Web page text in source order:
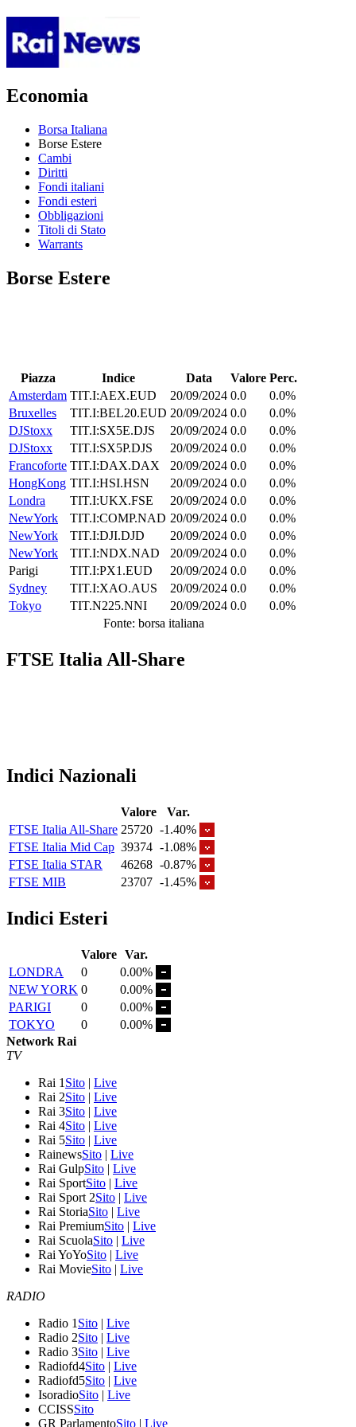
Economia
Borsa Italiana
Borse Estere
Cambi
Diritti
Fondi italiani
Fondi esteri
Obbligazioni
Titoli di Stato
Warrants
Borse Estere
Piazza Indice Data Valore Perc.
Amsterdam TIT.I:AEX.EUD 20/09/2024 0.0
0.0%
Bruxelles
TIT.I:BEL20.EUD 20/09/2024 0.0
0.0%
DJStoxx
TIT.I:SX5E.DJS 20/09/2024 0.0
0.0%
DJStoxx
TIT.I:SX5P.DJS 20/09/2024 0.0
0.0%
Francoforte TIT.I:DAX.DAX 20/09/2024 0.0
0.0%
HongKong TIT.I:HSI.HSN 20/09/2024 0.0
0.0%
Londra
TIT.I:UKX.FSE 20/09/2024 0.0
0.0%
NewYork
TIT.I:COMP.NAD 20/09/2024 0.0
0.0%
NewYork
TIT.I:DJI.DJD 20/09/2024 0.0
0.0%
NewYork
TIT.I:NDX.NAD 20/09/2024 0.0
0.0%
Parigi
TIT.I:PX1.EUD 20/09/2024 0.0
0.0%
Sydney
TIT.I:XAO.AUS 20/09/2024 0.0
0.0%
Tokyo
TIT.N225.NNI 20/09/2024 0.0
0.0%
Fonte: borsa italiana
FTSE Italia All-Share
Indici Nazionali
Valore
Var.
FTSE Italia All-Share 25720 -1.40%
FTSE Italia Mid Cap 39374 -1.08%
FTSE Italia STAR
46268 -0.87%
FTSE MIB
23707 -1.45%
Indici Esteri
Valore Var.
LONDRA
0
0.00%
NEW YORK 0
0.00%
PARIGI
0
0.00%
TOKYO
0
0.00%
Network Rai
TV
Rai 1 Sito | Live
Rai 2Sito | Live
Rai 3Sito | Live
Rai 4Sito | Live
Rai 5Sito | Live
RainewsSito | Live
Rai GulpSito | Live
Rai SportSito | Live
Rai Sport 2Sito | Live
Rai StoriaSito | Live
Rai PremiumSito | Live
Rai ScuolaSito | Live
Rai YoYoSito | Live
Rai MovieSito | Live
RADIO
Radio 1 Sito | Live
Radio 2Sito | Live
Radio 3Sito | Live
Radiofd4Sito | Live
Radiofd5Sito | Live
IsoradioSito | Live
CCISSSito
GR ParlamentoSito | Live